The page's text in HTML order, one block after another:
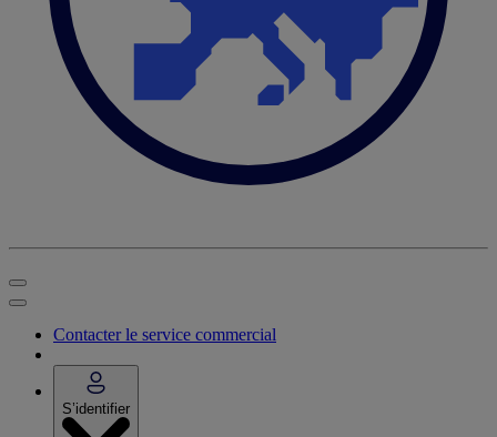
Contacter le service commercial
S’identifier